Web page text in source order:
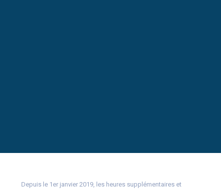
Depuis le 1er janvier 2019, les heures supplémentaires et